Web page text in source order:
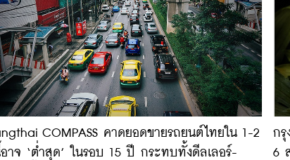
COMPASS คาดยอดขายรถยนต์ไทยใน 1-2
าจ ‘ต่ำสุด’ ในรอบ 15 ปี กระทบทั้งดีลเลอร์-
กรุ
6